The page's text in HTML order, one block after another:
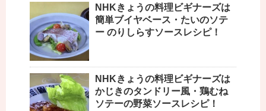
NHKきょうの料理ビギナーズは
簡単ブイヤベース・たいのソテ
ー のりしらすソースレシピ！
NHKきょうの料理ビギナーズは
かじきのタンドリー風・鶏むね
ソテーの野菜ソースレシピ！